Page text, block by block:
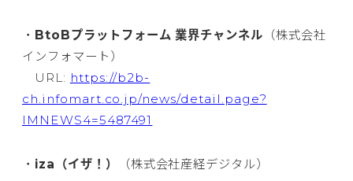
・ BtoBプラットフォーム 業界チャンネル （株式会社
インフォマート）
URL: https://b2b-
ch.infomart.co.jp/news/detail.page?
IMNEWS4=5487491
・ iza（イザ！）
（株式会社産経デジタル）